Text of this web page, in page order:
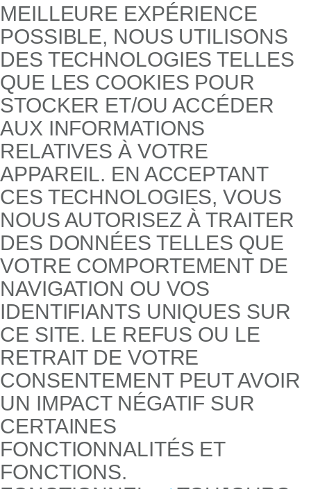
MEILLEURE EXPÉRIENCE
POSSIBLE, NOUS UTILISONS
DES TECHNOLOGIES TELLES
QUE LES COOKIES POUR
STOCKER ET/OU ACCÉDER
AUX INFORMATIONS
RELATIVES À VOTRE
APPAREIL. EN ACCEPTANT
CES TECHNOLOGIES, VOUS
NOUS AUTORISEZ À TRAITER
DES DONNÉES TELLES QUE
VOTRE COMPORTEMENT DE
NAVIGATION OU VOS
IDENTIFIANTS UNIQUES SUR
CE SITE. LE REFUS OU LE
RETRAIT DE VOTRE
CONSENTEMENT PEUT AVOIR
UN IMPACT NÉGATIF SUR
CERTAINES
FONCTIONNALITÉS ET
FONCTIONS.